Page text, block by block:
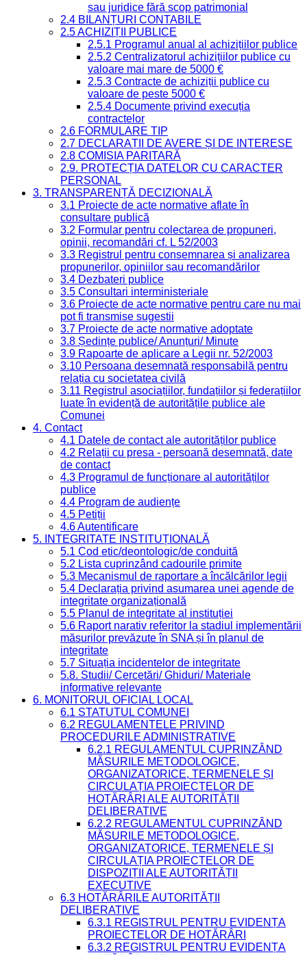
sau juridice fără scop patrimonial
2.4 BILANȚURI CONTABILE
2.5 ACHIZIȚII PUBLICE
2.5.1 Programul anual al achizițiilor publice
2.5.2 Centralizatorul achizițiilor publice cu
valoare mai mare de 5000 €
2.5.3 Contracte de achiziții publice cu
valoare de peste 5000 €
2.5.4 Documente privind execuția
contractelor
2.6 FORMULARE TIP
2.7 DECLARAȚII DE AVERE ȘI DE INTERESE
2.8 COMISIA PARITARĂ
2.9. PROTECȚIA DATELOR CU CARACTER
PERSONAL
3. TRANSPARENȚĂ DECIZIONALĂ
3.1 Proiecte de acte normative aflate în
consultare publică
3.2 Formular pentru colectarea de propuneri,
opinii, recomandări cf. L 52/2003
3.3 Registrul pentru consemnarea și analizarea
propunerilor, opiniilor sau recomandărilor
3.4 Dezbateri publice
3.5 Consultari interministeriale
3.6 Proiecte de acte normative pentru care nu mai
pot fi transmise sugestii
3.7 Proiecte de acte normative adoptate
3.8 Ședințe publice/ Anunțuri/ Minute
3.9 Rapoarte de aplicare a Legii nr. 52/2003
3.10 Persoana desemnată responsabilă pentru
relația cu societatea civilă
3.11 Registrul asociațiilor, fundațiilor și federațiilor
luate în evidență de autoritățile publice ale
Comunei
4. Contact
4.1 Datele de contact ale autorităților publice
4.2 Relații cu presa - persoană desemnată, date
de contact
4.3 Programul de funcționare al autorităților
publice
4.4 Program de audiențe
4.5 Petiții
4.6 Autentificare
5. INTEGRITATE INSTITUȚIONALĂ
5.1 Cod etic/deontologic/de conduită
5.2 Lista cuprinzând cadourile primite
5.3 Mecanismul de raportare a încălcărilor legii
5.4 Declarația privind asumarea unei agende de
integritate organizațională
5.5 Planul de integritate al instituției
5.6 Raport narativ referitor la stadiul implementării
măsurilor prevăzute în SNA și în planul de
integritate
5.7 Situația incidentelor de integritate
5.8. Studii/ Cercetări/ Ghiduri/ Materiale
informative relevante
6. MONITORUL OFICIAL LOCAL
6.1 STATUTUL COMUNEI
6.2 REGULAMENTELE PRIVIND
PROCEDURILE ADMINISTRATIVE
6.2.1 REGULAMENTUL CUPRINZÂND
MĂSURILE METODOLOGICE,
ORGANIZATORICE, TERMENELE ȘI
CIRCULAȚIA PROIECTELOR DE
HOTĂRÂRI ALE AUTORITĂȚII
DELIBERATIVE
6.2.2 REGULAMENTUL CUPRINZÂND
MĂSURILE METODOLOGICE,
ORGANIZATORICE, TERMENELE ȘI
CIRCULAȚIA PROIECTELOR DE
DISPOZIȚII ALE AUTORITĂȚII
EXECUTIVE
6.3 HOTĂRÂRILE AUTORITĂȚII
DELIBERATIVE
6.3.1 REGISTRUL PENTRU EVIDENȚA
PROIECTELOR DE HOTĂRÂRI
6.3.2 REGISTRUL PENTRU EVIDENȚA